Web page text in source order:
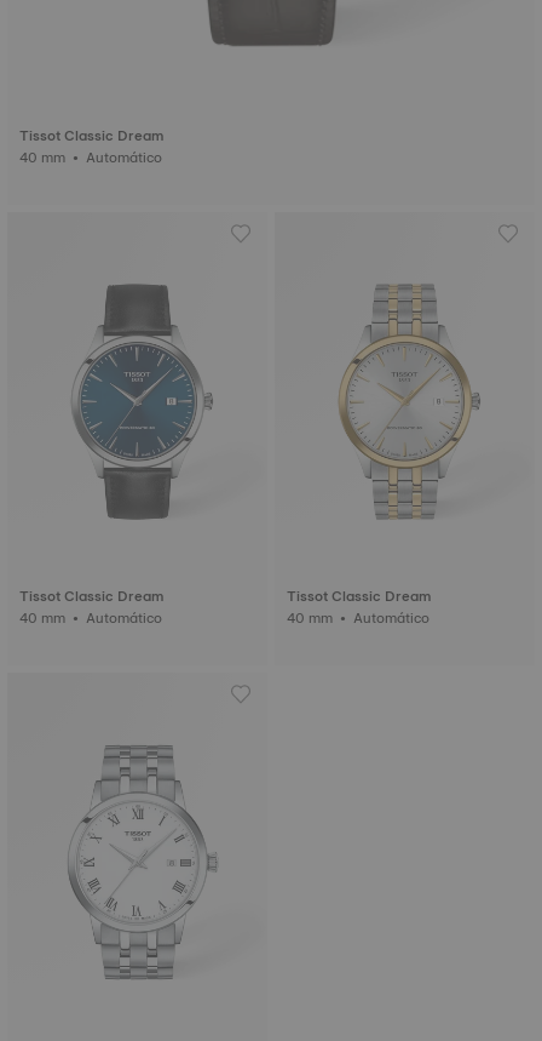
Tissot Classic Dream
40 mm • Automático
Tissot Classic Dream
40 mm • Automático
Tissot Classic Dream
40 mm • Automático